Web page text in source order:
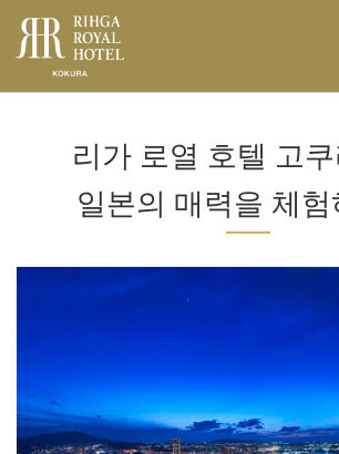
뷔페식 아침 식사
사우나 & 스파
관광
공식 웹사이트
리가 로열 호텔 고
일본의 매력을 체